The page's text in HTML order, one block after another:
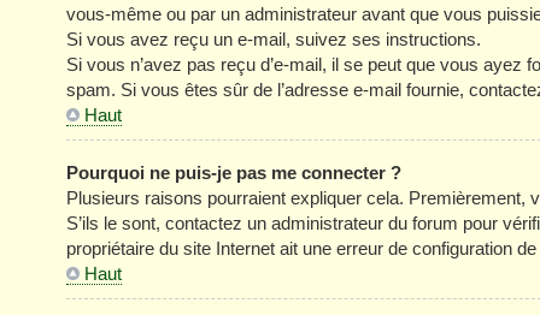
vous-même ou par un administrateur avant que vous
Si vous avez reçu un e-mail, suivez ses instructions.
Si vous n’avez pas reçu d’e-mail, il se peut que vous ayez
spam. Si vous êtes sûr de l’adresse e-mail fournie,
Haut
Pourquoi ne puis-je pas me connecter ?
Plusieurs raisons pourraient expliquer cela. Premièrement,
S’ils le sont, contactez un administrateur du forum pour
propriétaire du site Internet ait une erreur de configuration
Haut